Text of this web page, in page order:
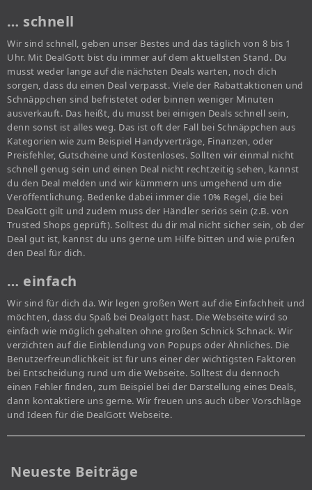
… schnell
Wir sind schnell, geben unser Bestes und das täglich von 8 bis 1
Uhr. Mit DealGott bist du immer auf dem aktuellsten Stand. Du
musst weder lange auf die nächsten Deals warten, noch dich
sorgen, dass du einen Deal verpasst. Viele der Rabattaktionen und
Schnäppchen sind befristetet oder binnen weniger Minuten
ausverkauft. Das heißt, du musst bei einigen Deals schnell sein,
denn sonst ist alles weg. Das ist oft der Fall bei Schnäppchen aus
Kategorien wie zum Beispiel Handyverträge, Finanzen, oder
Preisfehler, Gutscheine und Kostenloses. Sollten wir einmal nicht
schnell genug sein und einen Deal nicht rechtzeitig sehen, kannst
du den Deal melden und wir kümmern uns umgehend um die
Veröffentlichung. Bedenke dabei immer die 10% Regel, die bei
DealGott gilt und zudem muss der Händler seriös sein (z.B. von
Trusted Shops geprüft). Solltest du dir mal nicht sicher sein, ob der
Deal gut ist, kannst du uns gerne um Hilfe bitten und wie prüfen
den Deal für dich.
… einfach
Wir sind für dich da. Wir legen großen Wert auf die Einfachheit und
möchten, dass du Spaß bei Dealgott hast. Die Webseite wird so
einfach wie möglich gehalten ohne großen Schnick Schnack. Wir
verzichten auf die Einblendung von Popups oder Ähnliches. Die
Benutzerfreundlichkeit ist für uns einer der wichtigsten Faktoren
bei Entscheidung rund um die Webseite. Solltest du dennoch
einen Fehler finden, zum Beispiel bei der Darstellung eines Deals,
dann kontaktiere uns gerne. Wir freuen uns auch über Vorschläge
und Ideen für die DealGott Webseite.
Neueste Beiträge